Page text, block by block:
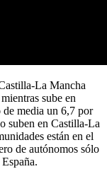
La Mancha
sube en
de media un 6,7 por
suben en Castilla-La
están en el
de autónomos sólo